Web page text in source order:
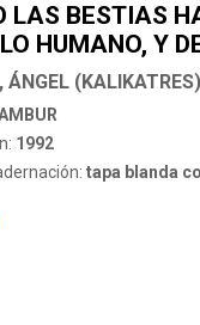
LAS BESTIAS
HUMANO, Y
HACEN
ÁNGEL (KALIKATRES)
1992
tapa blanda